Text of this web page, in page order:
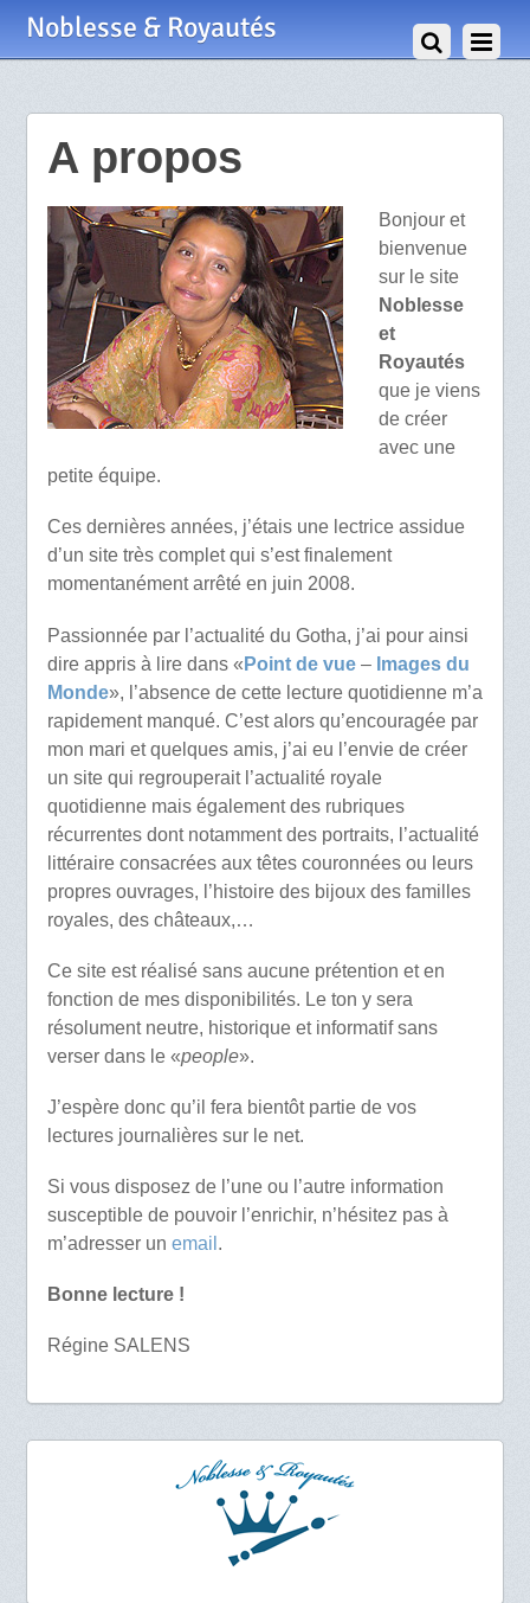
Noblesse & Royautés
A propos
Bonjour et
bienvenue
sur le site
Noblesse
et
Royautés
que je viens
de créer
avec une
petite équipe.
Ces dernières années, j’étais une lectrice assidue
d’un site très complet qui s’est finalement
momentanément arrêté en juin 2008.
Passionnée par l’actualité du Gotha, j’ai pour ainsi
dire appris à lire dans « Point de vue– Images du
Monde», l’absence de cette lecture quotidienne m’a
rapidement manqué. C’est alors qu’encouragée par
mon mari et quelques amis, j’ai eu l’envie de créer
un site qui regrouperait l’actualité royale
quotidienne mais également des rubriques
récurrentes dont notamment des portraits, l’actualité
littéraire consacrées aux têtes couronnées ou leurs
propres ouvrages, l’histoire des bijoux des familles
royales, des châteaux,…
Ce site est réalisé sans aucune prétention et en
fonction de mes disponibilités. Le ton y sera
résolument neutre, historique et informatif sans
verser dans le «people».
J’espère donc qu’il fera bientôt partie de vos
lectures journalières sur le net.
Si vous disposez de l’une ou l’autre information
susceptible de pouvoir l’enrichir, n’hésitez pas à
m’adresser un email .
Bonne lecture !
Régine SALENS